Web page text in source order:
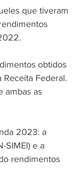
que tiveram
obtidos
Federal.
ambas as
2023: a
SIMEI) e a
rendimentos